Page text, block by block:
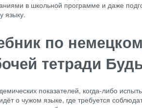
в школьной программе и даже
языку.
по
тетради
показателей, когда-либо
о чужом языке, где требуется